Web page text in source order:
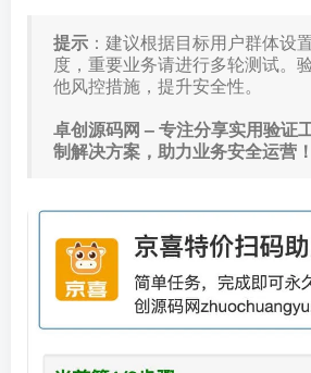
提示 ：建议根据目标用户群体设
度，重要业务请进行多轮测试。
他风控措施，提升安全性。
卓创源码网 – 专注分享实用验证
制解决方案，助力业务安全运营！